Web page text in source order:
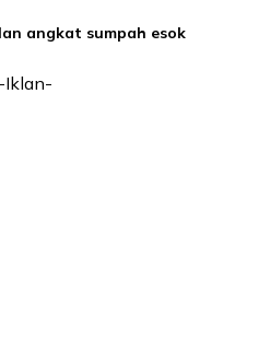
angkat sumpah esok
-Iklan-